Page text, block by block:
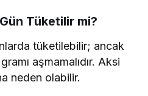
Tüketilir mi?
tüketilebilir; ancak
aşmamalıdır. Aksi
neden olabilir.